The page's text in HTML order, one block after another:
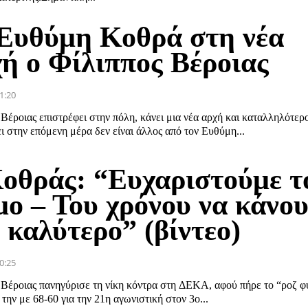
Κοθρά στη νέα
ο Φίλιππος Βέροιας
επιστρέφει στην πόλη, κάνει μια νέα αρχή και
στην επόμενη μέρα δεν είναι άλλος από τον Ευθύμη...
“Ευχαριστούμε
– Του χρόνου να
καλύτερο” (βίντεο)
πανηγύρισε τη νίκη κόντρα στη ΔΕΚΑ, αφού πήρε το “ροζ
την με 68-60 για την 21η αγωνιστική στον 3ο...